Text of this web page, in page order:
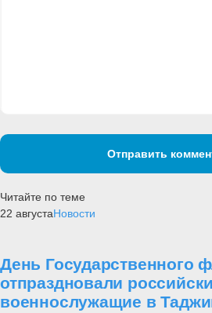
Отправить
Читайте по теме
22 августаНовости
День Государственного
отпраздновали
военнослужащие в